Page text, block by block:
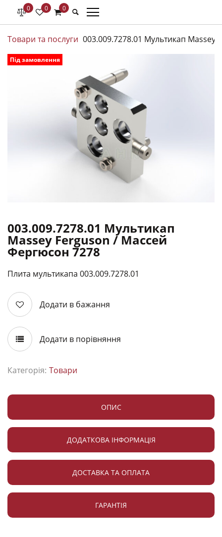
0 0 0
Товари та послуги 003.009.7278.01 Мультикап
Під замовлення
003.009.7278.01 Мультикап
Massey Ferguson / Массей
Фергюсон 7278
Плита мультикапа 003.009.7278.01
Додати в бажання
Додати в порівняння
Категорія: Товари
ОПИС
ДОДАТКОВА ІНФОРМАЦІЯ
ДОСТАВКА ТА ОПЛАТА
ГАРАНТІЯ